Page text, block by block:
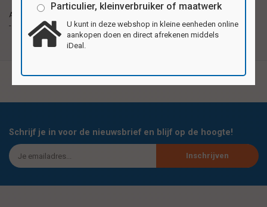
Ansichtkaarten
- formaat A6
Ansichtkaartjen van stevig karton, formaat 10x14,5cm
(A6). Per serie 4 verschillende motieven. Ook als wens,
bedank- of uitnodigingskaart te gebruiken.
Schrijf je in voor de nieuwsbrief en blijf op de hoogte!
Inschrijven
Particulier, kleinverbruiker of maatwerk
U kunt in deze webshop in kleine eenheden online
aankopen doen en direct afrekenen middels
iDeal.